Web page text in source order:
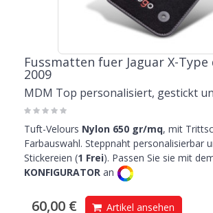
Fussmatten fuer Jaguar X-Type
2009
MDM Top personalisiert, gestickt
Tuft-Velours Nylon 650 gr/mq, mit
Farbauswahl. Steppnaht personalisierbar
Stickereien (1 Frei). Passen Sie sie mit
KONFIGURATOR an
60,00 € Artikel ansehen